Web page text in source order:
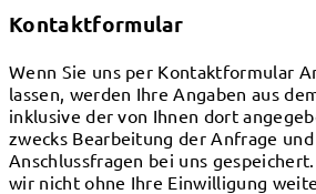
Kontaktformular
Wenn Sie uns per Kontaktformular
lassen, werden Ihre Angaben aus
inklusive der von Ihnen dort
zwecks Bearbeitung der Anfrage
Anschlussfragen bei uns
wir nicht ohne Ihre Einwilligung